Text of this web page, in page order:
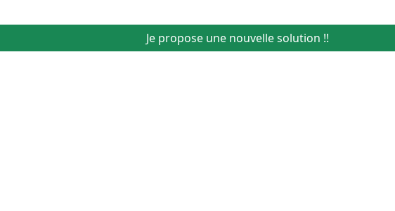
Je propose une nouvelle solution !!